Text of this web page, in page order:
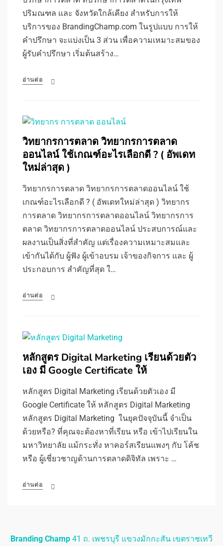
ปริมณฑล และ จังหวัดใกล้เคียง สำหรับการให้
บริการของ BrandingChamp.com ในรูปแบบ การให้
คำปรึกษา จะแบ่งเป็น 3 ส่วน เพื่อความเหมาะสมของ
ผู้รับคำปรึกษา เริ่มต้นสร้าง…
อ่านต่อ
วิทยากรการตลาด วิทยากรการตลาด
ออนไลน์ ใช้เกณฑ์อะไรเลือกดี ? ( อัพเดท
ใหม่ล่าสุด )
วิทยากรการตลาด วิทยากรการตลาดออนไลน์ ใช้
เกณฑ์อะไรเลือกดี ? ( อัพเดทใหม่ล่าสุด ) วิทยากร
การตลาด วิทยากรการตลาดออนไลน์ วิทยากรการ
ตลาด วิทยากรการตลาดออนไลน์ ประสบการณ์และ
ผลงานเป็นสิ่งที่สำคัญ แต่เรื่องความเหมาะสมและ
เข้ากันได้กับ ผู้ฟัง ผู้เข้าอบรม เจ้าของกิจการ และ ผู้
ประกอบการ สำคัญที่สุด ใ…
อ่านต่อ
หลักสูตร Digital Marketing เรียนด้วยตัว
เอง มี Google Certificate ให้
หลักสูตร Digital Marketing เรียนด้วยตัวเอง มี
Google Certificate ให้ หลักสูตร Digital Marketing
หลักสูตร Digital Marketing ในยุคปัจจุบันนี้ จำเป็น
ด้วยหรือ? ที่คุณจะต้องหาที่เรียน หรือ เข้าไปเรียนใน
มหาวิทยาลัย แม้กระทั่ง หาคอร์สเรียนแพงๆ กับ โค้ช
หรือ ผู้เชี่ยวชาญด้านการตลาดดิจิทัล เพราะ …
อ่านต่อ
Branding Champ 41 ถ. เพชรบุรี แขวงมักกะสัน เขตราชเทวี